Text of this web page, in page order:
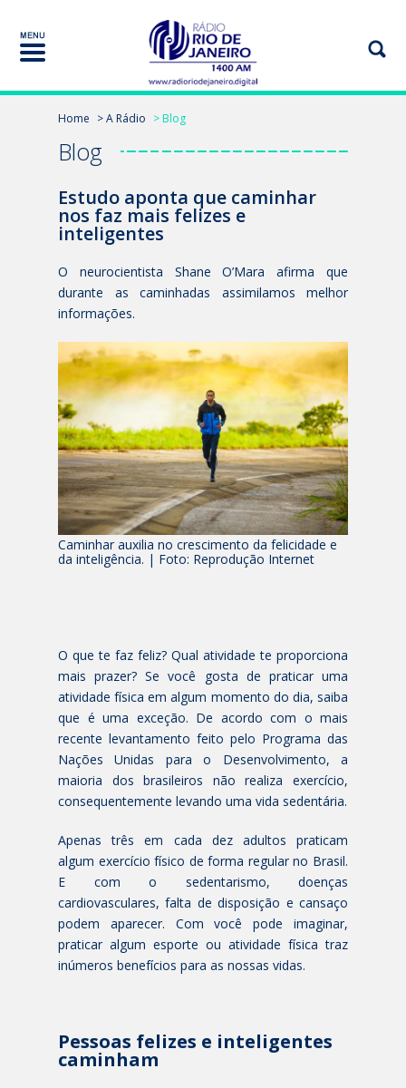
Home > A Rádio > Blog
Blog
Estudo aponta que caminhar
nos faz mais felizes e
inteligentes
O neurocientista Shane O’Mara afirma que
durante as caminhadas assimilamos melhor
informações.
Caminhar auxilia no crescimento da felicidade e
da inteligência. | Foto: Reprodução Internet
O que te faz feliz? Qual atividade te proporciona
mais prazer? Se você gosta de praticar uma
atividade física em algum momento do dia, saiba
que é uma exceção. De acordo com o mais
recente levantamento feito pelo Programa das
Nações Unidas para o Desenvolvimento, a
maioria dos brasileiros não realiza exercício,
consequentemente levando uma vida sedentária.
Apenas três em cada dez adultos praticam
algum exercício físico de forma regular no Brasil.
E com o sedentarismo, doenças
cardiovasculares, falta de disposição e cansaço
podem aparecer. Com você pode imaginar,
praticar algum esporte ou atividade física traz
inúmeros benefícios para as nossas vidas.
Pessoas felizes e inteligentes
caminham